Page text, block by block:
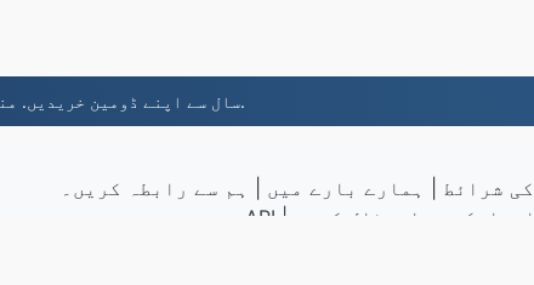
- $2/سال سے اپنے ڈومین خریدیں. منٹ میں آن لائن.
شرائط ہمارے بارے میں ہم سے رابطہ کریں۔
API |
ایپلیکیشن انسٹال کریں